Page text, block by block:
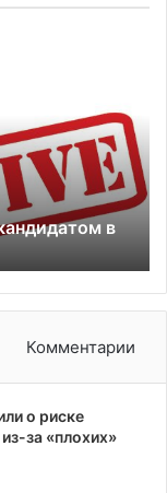
в
Комментарии
о риске
за «плохих»